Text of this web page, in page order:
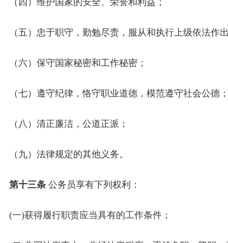
（五）忠于职守，勤勉尽责，服从和执行上级依法作
（六）保守国家秘密和工作秘密；
（七）遵守纪律，恪守职业道德，模范遵守社会公德
（八）清正廉洁，公道正派；
（九）法律规定的其他义务。
第十三条公务员享有下列权利：
(一)获得履行职责应当具有的工作条件；